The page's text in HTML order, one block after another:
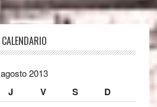
CALENDARIO
agosto 2013
J V S D